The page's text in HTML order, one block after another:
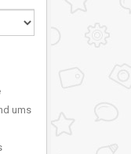
ums